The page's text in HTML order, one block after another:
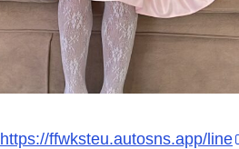
https://ffwksteu.autosns.app/line